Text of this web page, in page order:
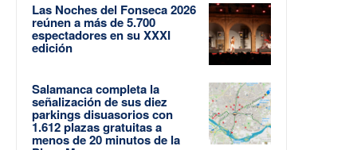
Las Noches del Fonseca 2026
reúnen a más de 5.700
espectadores en su XXXI
edición
Salamanca completa la
señalización de sus diez
parkings disuasorios con
1.612 plazas gratuitas a
menos de 20 minutos de la